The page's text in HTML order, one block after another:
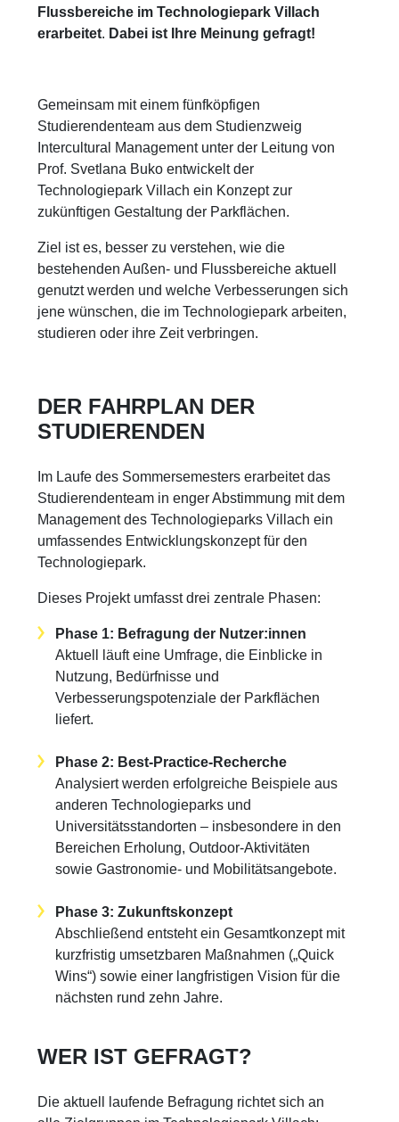
Flussbereiche im Technologiepark Villach
erarbeitet. Dabei ist Ihre Meinung gefragt!
Gemeinsam mit einem fünfköpfigen
Studierendenteam aus dem Studienzweig
Intercultural Management unter der Leitung von
Prof. Svetlana Buko entwickelt der
Technologiepark Villach ein Konzept zur
zukünftigen Gestaltung der Parkflächen.
Ziel ist es, besser zu verstehen, wie die
bestehenden Außen- und Flussbereiche aktuell
genutzt werden und welche Verbesserungen sich
jene wünschen, die im Technologiepark arbeiten,
studieren oder ihre Zeit verbringen.
DER FAHRPLAN DER
STUDIERENDEN
Im Laufe des Sommersemesters erarbeitet das
Studierendenteam in enger Abstimmung mit dem
Management des Technologieparks Villach ein
umfassendes Entwicklungskonzept für den
Technologiepark.
Dieses Projekt umfasst drei zentrale Phasen:
Phase 1: Befragung der Nutzer:innen
Aktuell läuft eine Umfrage, die Einblicke in
Nutzung, Bedürfnisse und
Verbesserungspotenziale der Parkflächen
liefert.
Phase 2: Best-Practice-Recherche
Analysiert werden erfolgreiche Beispiele aus
anderen Technologieparks und
Universitätsstandorten – insbesondere in den
Bereichen Erholung, Outdoor-Aktivitäten
sowie Gastronomie- und Mobilitätsangebote.
Phase 3: Zukunftskonzept
Abschließend entsteht ein Gesamtkonzept mit
kurzfristig umsetzbaren Maßnahmen („Quick
Wins“) sowie einer langfristigen Vision für die
nächsten rund zehn Jahre.
WER IST GEFRAGT?
Die aktuell laufende Befragung richtet sich an